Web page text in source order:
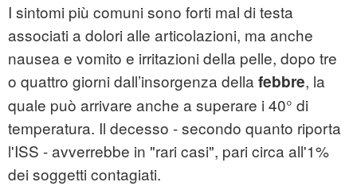
I sintomi più comuni sono forti mal di testa
associati a dolori alle articolazioni, ma anche
nausea e vomito e irritazioni della pelle, dopo tre
o quattro giorni dall’insorgenza della febbre, la
quale può arrivare anche a superare i 40° di
temperatura. Il decesso - secondo quanto riporta
l'ISS - avverrebbe in "rari casi", pari circa all'1%
dei soggetti contagiati.